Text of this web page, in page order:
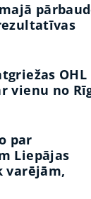
OHL
vienu no
par
Liepājas
varējām,